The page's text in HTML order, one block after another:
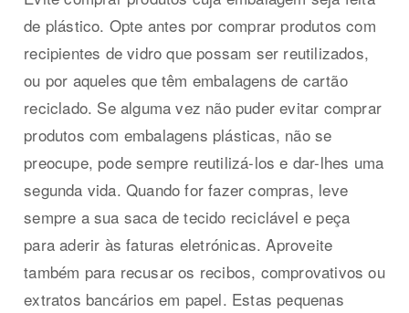
de plástico. Opte antes por comprar produtos com
recipientes de vidro que possam ser reutilizados,
ou por aqueles que têm embalagens de cartão
reciclado. Se alguma vez não puder evitar comprar
produtos com embalagens plásticas, não se
preocupe, pode sempre reutilizá-los e dar-lhes uma
segunda vida. Quando for fazer compras, leve
sempre a sua saca de tecido reciclável e peça
para aderir às faturas eletrónicas. Aproveite
também para recusar os recibos, comprovativos ou
extratos bancários em papel. Estas pequenas